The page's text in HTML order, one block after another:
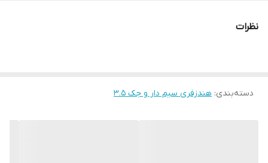
مزیت‌های فناوری‌های جایگزین آن‌قدری هست که سختی‌های این جهش
تبدیل مدل EE-UC10JUWEGUS محصولی است که با کیفیت بالایی تولید
نظرات
دسته‌بندی: هندزفری سیم دار و جک 3.5